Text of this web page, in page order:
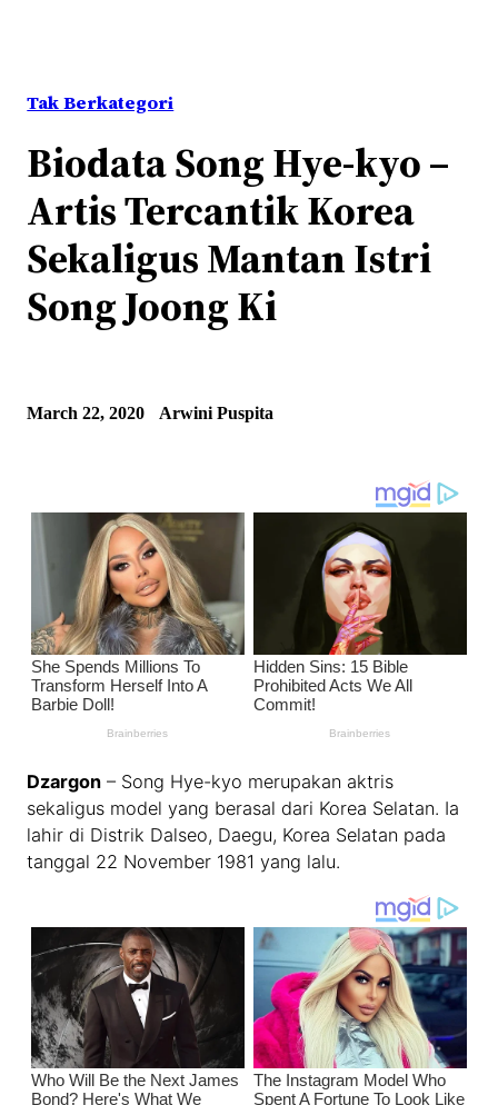
Tak Berkategori
Biodata Song Hye-kyo –
Artis Tercantik Korea
Sekaligus Mantan Istri
Song Joong Ki
March 22, 2020 Arwini Puspita
Dzargon – Song Hye-kyo merupakan aktris
sekaligus model yang berasal dari Korea Selatan. Ia
lahir di Distrik Dalseo, Daegu, Korea Selatan pada
tanggal 22 November 1981 yang lalu.